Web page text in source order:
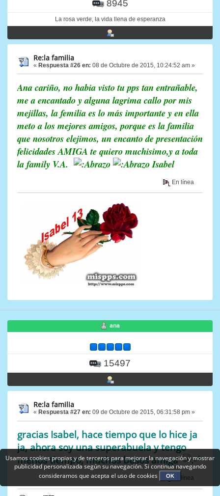
8945
La rosa verde, la vida llena de esperanza
Re:la familia
« Respuesta #26 en: 08 de Octubre de 2015, 10:24:52 am »
Ana cariño, no habia visto tu pps tan entrañable,
me a encantado y alguna lagrima callo por mis
mejillas, la femilia es lo más importante y en ella
meto a los mejores amigos, porque es la familia
que nosotros elejimos, un encanto de presentación
felicidades AMIGA te quiero muchisimo,y a toda
la family V.A.
Isabel
En línea
ana
15497
Re:la familia
« Respuesta #27 en: 09 de Octubre de 2015, 06:31:58 pm »
gracias Isabel, hace tiempo que lo hice ja
ja, ahora soy una superabuela y tengo
menos tiempo, muchos besos amiga
En línea
Usamos cookies propias y de terceros para mejorar la navegación y mostrar
publicidad personalizada según su navegación. Si continua navegando
consideramos que acepta el uso de cookies
OK